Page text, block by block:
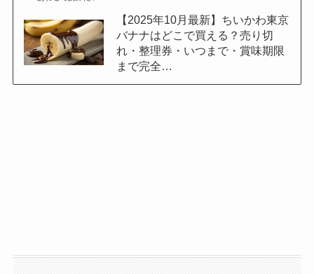
【2025年10月最新】ちいかわ東京
バナナはどこで買える？売り切
れ・整理券・いつまで・賞味期限
まで完全…